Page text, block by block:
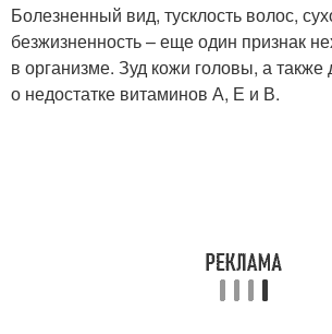
Болезненный вид, тусклость волос,
безжизненность – еще один признак
в организме. Зуд кожи головы, а также
о недостатке витаминов А, Е и В.